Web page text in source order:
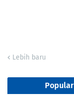
Lebih baru
Popular